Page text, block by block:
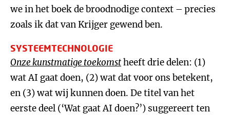
we in het boek de broodnodige context – precies
zoals ik dat van Krijger gewend ben.
SYSTEEMTECHNOLOGIE
Onze kunstmatige toekomstheeft drie delen: (1)
wat AI gaat doen, (2) wat dat voor ons betekent,
en (3) wat wij kunnen doen. De titel van het
eerste deel (‘Wat gaat AI doen?’) suggereert ten